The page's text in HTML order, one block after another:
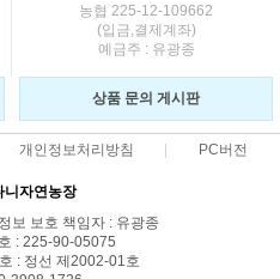
농협 225-12-109662
(입금,결제계좌)
예금주 : 유광종
상품 문의 게시판
개인정보처리방침 PC버전
니자연농장
보 보호 책임자 : 유광종
: 225-90-05075
: 정선 제2002-01호